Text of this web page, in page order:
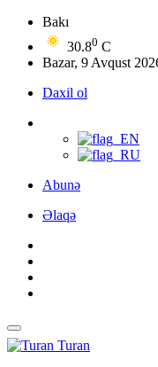
Bakı
30.80 C
Bazar, 9 Avqust
Daxil ol
Abunə
Əlaqə
Turan